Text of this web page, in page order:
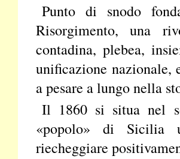
Punto di snodo
Risorgimento, una
contadina, plebea,
unificazione nazionale,
a pesare a lungo nella
Il 1860 si situa nel
«popolo» di Sicilia
riecheggiare